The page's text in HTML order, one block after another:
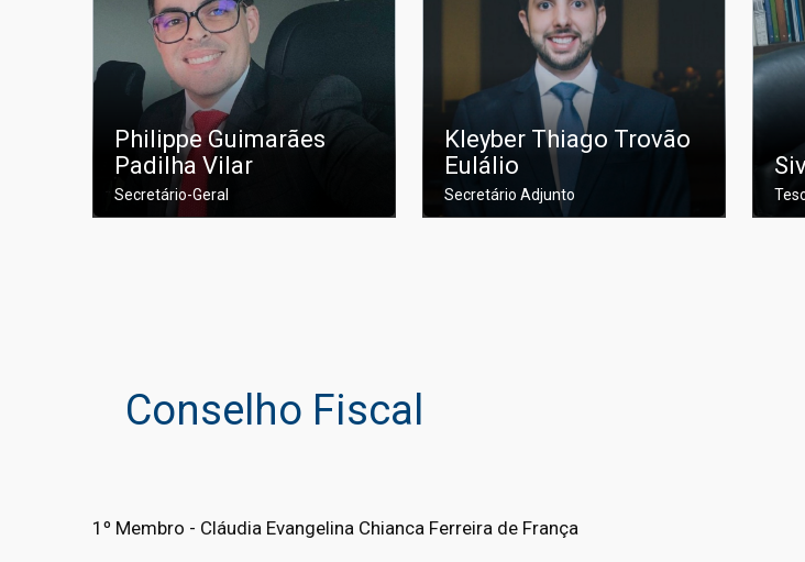
Philippe Guimarães
Padilha Vilar
Secretário-Geral
Kleyber Thiago Trovão
Eulálio
Secretário Adjunto
Conselho Fiscal
1º Membro - Cláudia Evangelina Chianca Ferreira de França